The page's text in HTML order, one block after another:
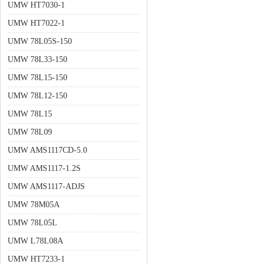
UMW HT7030-1
UMW HT7022-1
UMW 78L05S-150
UMW 78L33-150
UMW 78L15-150
UMW 78L12-150
UMW 78L15
UMW 78L09
UMW AMS1117CD-5.0
UMW AMS1117-1.2S
UMW AMS1117-ADJS
UMW 78M05A
UMW 78L05L
UMW L78L08A
UMW HT7233-1